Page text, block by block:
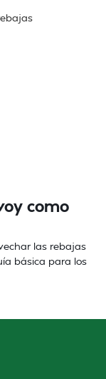
como
las rebajas
básica para los